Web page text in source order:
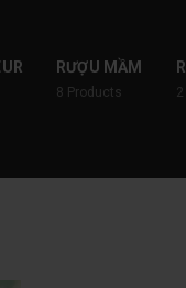
RƯỢU MẦM
8 Products 2